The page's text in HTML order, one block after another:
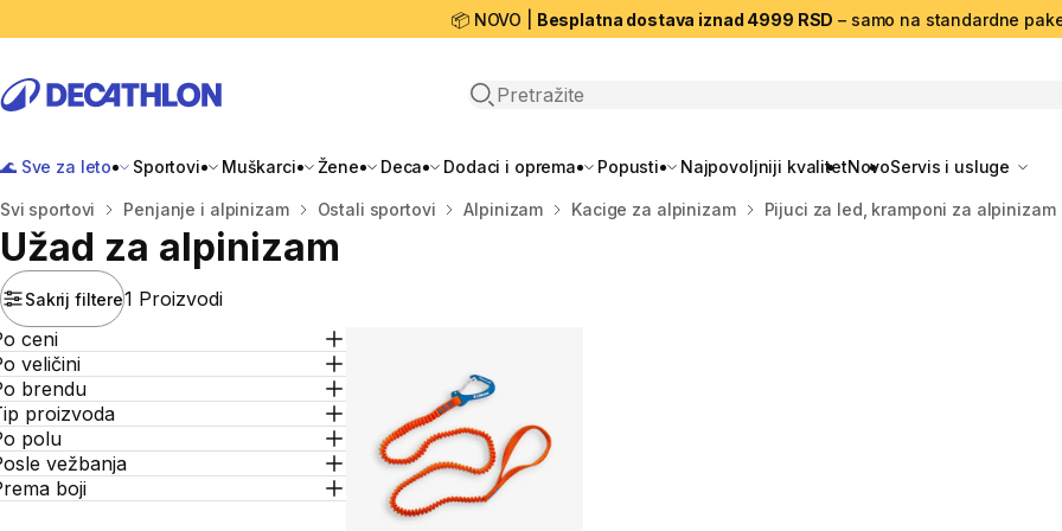
📦 NOVO | Besplatna dostava iznad 4999 RSD – samo na standardne
Open search
🌊 Sve za leto Sportovi Muškarci Žene Deca Dodaci i oprema Popusti Najpovoljniji kvalitetNovoServis i usluge
Početna stranica
Svi sportovi Penjanje i alpinizam Ostali sportovi Alpinizam Kacige za alpinizam Pijuci za led, kramponi za alpinizam
Užad za alpinizam
Sakrij filtere1 Proizvodi
ceni
veličini
brendu
proizvoda
polu
vežbanja
boji